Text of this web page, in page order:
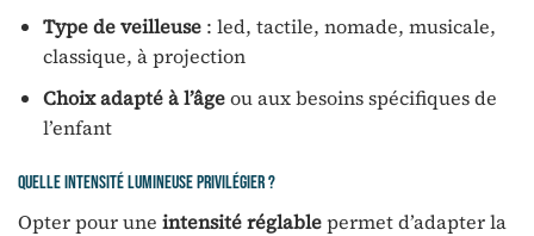
Type de veilleuse: led, tactile, nomade, musicale,
classique, à projection
Choix adapté à l’âgeou aux besoins spécifiques de
l’enfant
Quelle intensité lumineuse privilégier ?
Opter pour une intensité réglablepermet d’adapter la